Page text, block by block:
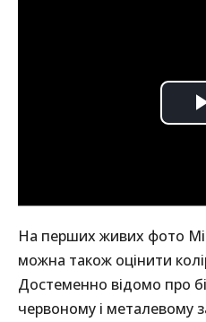
На перших живих фото
можна також оцінити
Достеменно відомо про
червоному і металевому